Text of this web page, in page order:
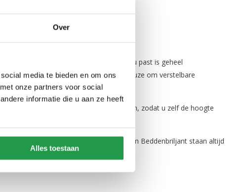
Over
media te bieden en om ons
onze partners voor social
informatie die u aan ze heeft
Alles toestaan
Welke lattenbodem het beste bij u past is geheel
Bij Beddenbriljant heeft u de keuze om verstelbare
De poten kunnen uitschuifbaar zijn, zodat u zelf de hoogte
welke poten het beste bij u past? Wij van Beddenbriljant staan altijd